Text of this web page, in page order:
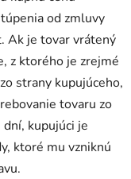
od zmluvy
Ak je tovar vrátený
z ktorého je zrejmé
strany kupujúceho,
tovaru zo
kupujúci je
ktoré mu vzniknú